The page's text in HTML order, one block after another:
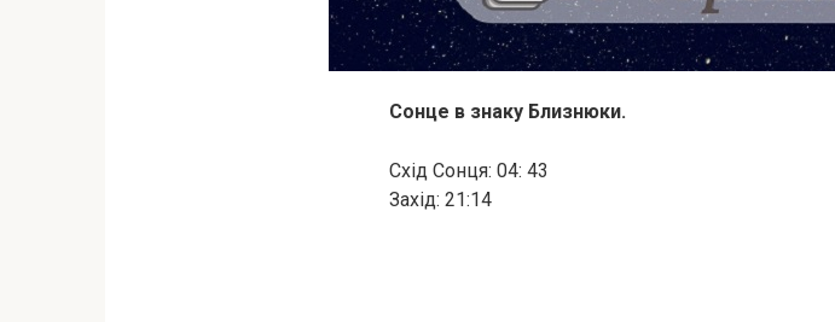
Сонце в знаку Близнюки.
Схід Сонця: 04: 43
Захід: 21:14